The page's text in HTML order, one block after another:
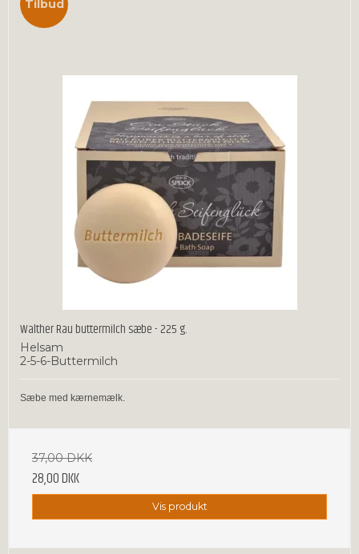
Tilbud
Walther Rau buttermilch sæbe - 225 g.
Helsam
2-5-6-Buttermilch
Sæbe med kærnemælk.
37,00 DKK
28,00 DKK
Vis produkt